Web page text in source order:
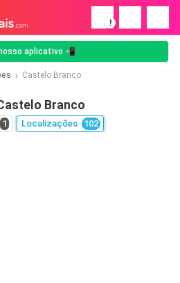
!
aplicativo 📲
Castelo Branco
Branco
1 Localizações 102